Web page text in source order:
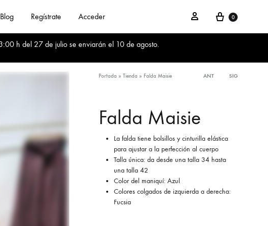
h del 27 de julio se enviarán el 10 de agosto.
Blog Regístrate Acceder Acceder Cesta
0
Portada » Tienda » Falda Maisie
Product
ANT SIG
Falda Maisie
La falda tiene bolsillos y cinturilla elástica
para ajustar a la perfección al cuerpo
Talla única: da desde una talla 34 hasta
una talla 42
Color del maniquí: Azul
Colores colgados de izquierda a derecha:
Fucsia